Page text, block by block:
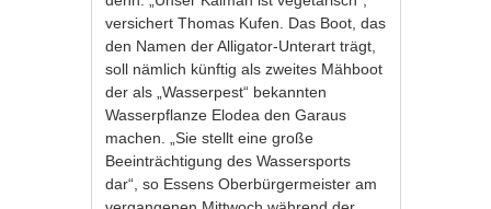
versichert Thomas Kufen. Das Boot, das
den Namen der Alligator-Unterart trägt,
soll nämlich künftig als zweites Mähboot
der als „Wasserpest“ bekannten
Wasserpflanze Elodea den Garaus
machen. „Sie stellt eine große
Beeinträchtigung des Wassersports
dar“, so Essens Oberbürgermeister am